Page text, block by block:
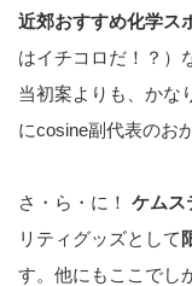
近郊おすすめ化学ス
はイチコロだ！？）
当初案よりも、かな
にcosine副代表のお
さ・ら・に！ ケムス
リティグッズとして
す。他にもここでし